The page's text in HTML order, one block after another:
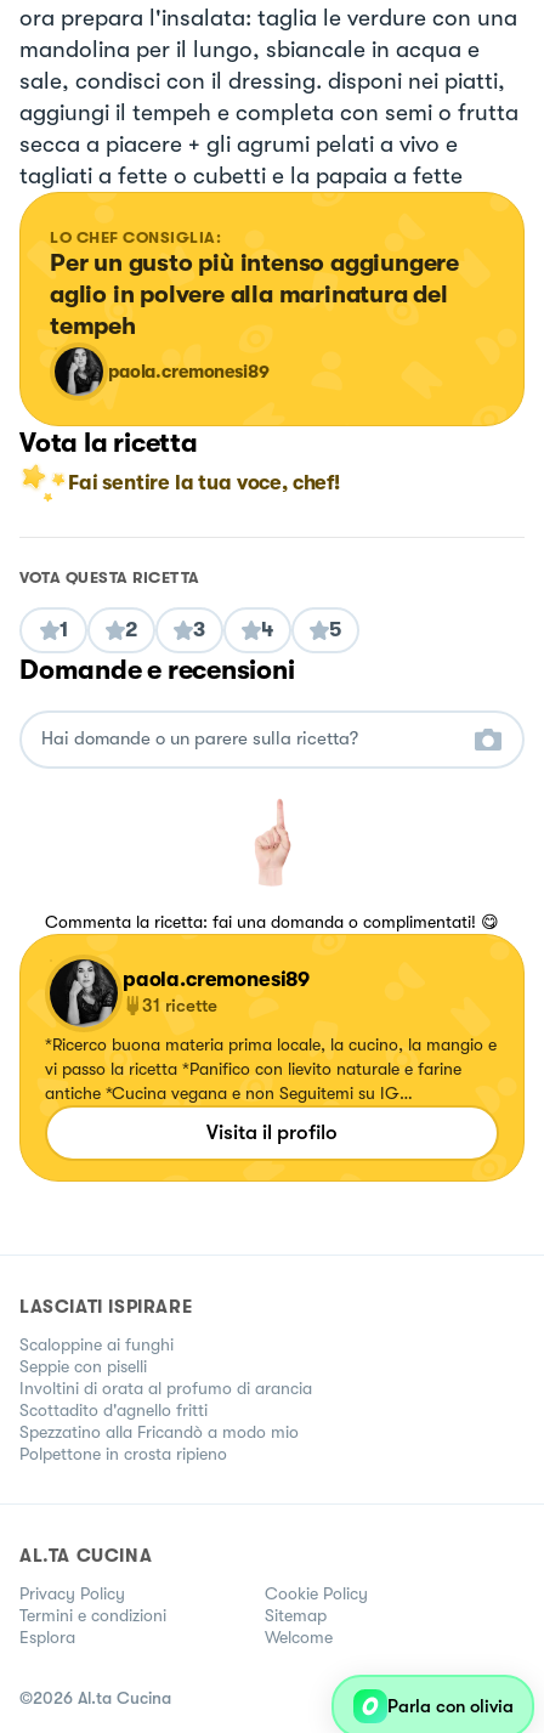
ora prepara l'insalata: taglia le verdure con una
mandolina per il lungo, sbiancale in acqua e
sale, condisci con il dressing. disponi nei piatti,
aggiungi il tempeh e completa con semi o frutta
secca a piacere + gli agrumi pelati a vivo e
tagliati a fette o cubetti e la papaia a fette
LO CHEF CONSIGLIA:
Per un gusto più intenso aggiungere
aglio in polvere alla marinatura del
tempeh
paola.cremonesi89
Vota la ricetta
Fai sentire la tua voce, chef!
VOTA QUESTA RICETTA
1 2 3 4 5
Domande e recensioni
Commenta la ricetta: fai una domanda o complimentati! 😋
paola.cremonesi89
31 ricette
*Ricerco buona materia prima locale, la cucino, la mangio e
vi passo la ricetta *Panifico con lievito naturale e farine
antiche *Cucina vegana e non Seguitemi su IG
@il.piatto.verde
Visita il profilo
LASCIATI ISPIRARE
Scaloppine ai funghi
Seppie con piselli
Involtini di orata al profumo di arancia
Scottadito d'agnello fritti
Spezzatino alla Fricandò a modo mio
Polpettone in crosta ripieno
AL.TA CUCINA
Privacy Policy
Cookie Policy
Termini e condizioni
Sitemap
Esplora
Welcome
©2026 Al.ta Cucina Parla con olivia